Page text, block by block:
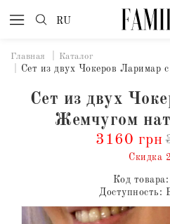
RU
Главная Каталог
Сет из двух Чокеров Ларимар
Сет из двух
Жемчугом
3160 грн
Скидка
Код товара:
Доступность: